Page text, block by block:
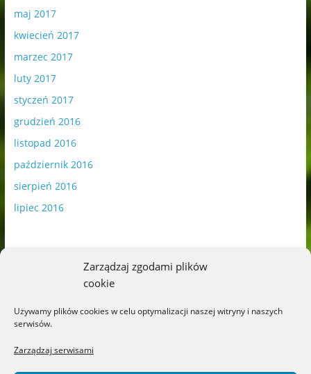
Zarządzaj zgodami plików
cookie
Używamy plików cookies w celu optymalizacji naszej witryny i naszych
serwisów.
Zarządzaj serwisami
maj 2017
kwiecień 2017
marzec 2017
luty 2017
styczeń 2017
grudzień 2016
listopad 2016
październik 2016
sierpień 2016
lipiec 2016